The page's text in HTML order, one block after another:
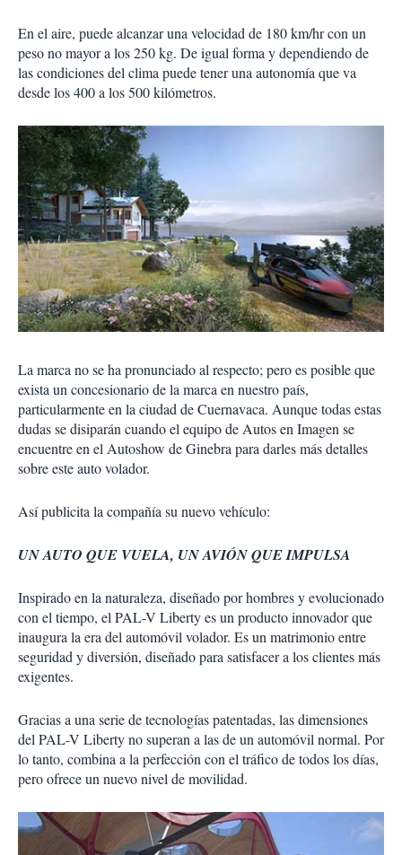
En el aire, puede alcanzar una velocidad de 180 km/hr con un
peso no mayor a los 250 kg. De igual forma y dependiendo de
las condiciones del clima puede tener una autonomía que va
desde los 400 a los 500 kilómetros.
La marca no se ha pronunciado al respecto; pero es posible que
exista un concesionario de la marca en nuestro país,
particularmente en la ciudad de Cuernavaca. Aunque todas estas
dudas se disiparán cuando el equipo de Autos en Imagen se
encuentre en el Autoshow de Ginebra para darles más detalles
sobre este auto volador.
Así publicita la compañía su nuevo vehículo:
UN AUTO QUE VUELA, UN AVIÓN QUE IMPULSA
Inspirado en la naturaleza, diseñado por hombres y evolucionado
con el tiempo, el PAL-V Liberty es un producto innovador que
inaugura la era del automóvil volador. Es un matrimonio entre
seguridad y diversión, diseñado para satisfacer a los clientes más
exigentes.
Gracias a una serie de tecnologías patentadas, las dimensiones
del PAL-V Liberty no superan a las de un automóvil normal. Por
lo tanto, combina a la perfección con el tráfico de todos los días,
pero ofrece un nuevo nivel de movilidad.